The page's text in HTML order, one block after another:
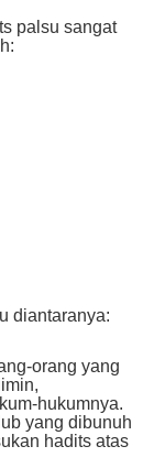
palsu sangat
diantaranya:
orang yang
hukumnya.
yang dibunuh
hadits atas